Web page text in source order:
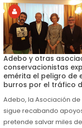
Adebo y otras
conservacionistas
emérita el peligro de
burros por el tráfico
Adebo, la Asociación
sigue recabando
pretende salvar miles